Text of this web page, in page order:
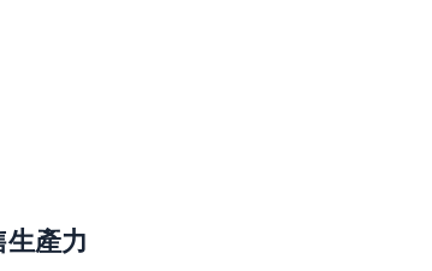
生產力